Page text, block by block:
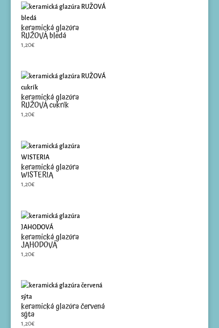
keramická glazúra
RUŽOVÁ bledá
1,20€
keramická glazúra
RUŽOVÁ cukrík
1,20€
keramická glazúra
WISTERIA
1,20€
keramická glazúra
JAHODOVÁ
1,20€
keramická glazúra červená
sýta
1,20€